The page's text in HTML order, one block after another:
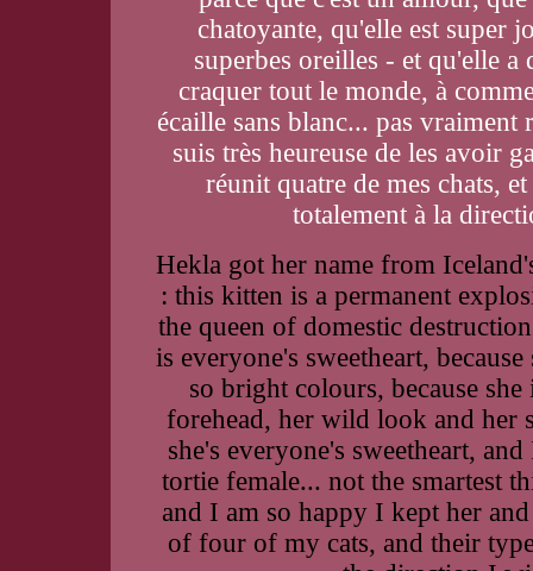
chatoyante, qu'elle est super
superbes oreilles - et qu'elle
craquer tout le monde, à
écaille sans blanc... pas vraiment
suis très heureuse de les avoir
réunit quatre de mes chats,
totalement à la
Hekla got her name from
: this kitten is a permanent
the queen of domestic
is everyone's sweetheart,
so bright colours, because
forehead, her wild look and her
she's everyone's sweetheart,
tortie female... not the smartest
and I am so happy I kept her
of four of my cats, and their